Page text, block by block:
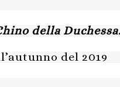
della
del 2019